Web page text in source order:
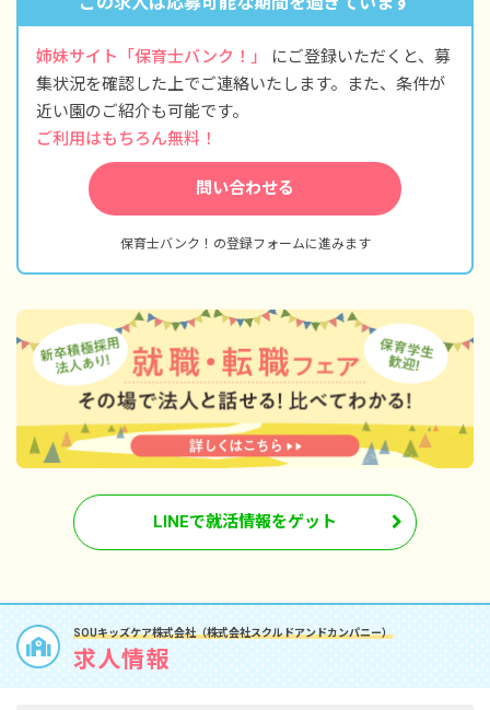
姉妹サイト「保育士バンク！」
にご登録いただくと、募
集状況を確認した上でご連絡いたします。また、条件が
近い園のご紹介も可能です。
ご利用はもちろん無料！
問い合わせる
保育士バンク！の登録フォームに進みます
LINEで就活情報をゲット
SOUキッズケア株式会社（株式会社スクルドアンドカンパニー）
求人情報